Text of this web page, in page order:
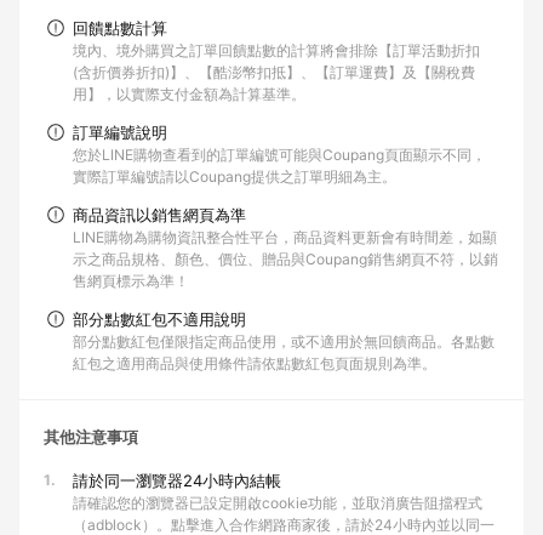
回饋點數計算
境內、境外購買之訂單回饋點數的計算將會排除【訂單活動折扣
(含折價券折扣)】、【酷澎幣扣抵】、【訂單運費】及【關稅費
用】，以實際支付金額為計算基準。
訂單編號說明
您於LINE購物查看到的訂單編號可能與Coupang頁面顯示不同，
實際訂單編號請以Coupang提供之訂單明細為主。
商品資訊以銷售網頁為準
LINE購物為購物資訊整合性平台，商品資料更新會有時間差，如顯
示之商品規格、顏色、價位、贈品與Coupang銷售網頁不符，以銷
售網頁標示為準！
部分點數紅包不適用說明
部分點數紅包僅限指定商品使用，或不適用於無回饋商品。各點數
紅包之適用商品與使用條件請依點數紅包頁面規則為準。
其他注意事項
1. 請於同一瀏覽器24小時內結帳
請確認您的瀏覽器已設定開啟cookie功能，並取消廣告阻擋程式
（adblock）。點擊進入合作網路商家後，請於24小時內並以同一